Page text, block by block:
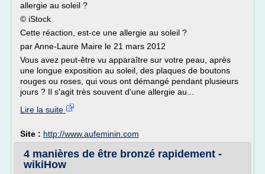
allergie au soleil ?
© iStock
Cette réaction, est-ce une allergie au soleil ?
par Anne-Laure Maire le 21 mars 2012
Vous avez peut-être vu apparaître sur votre peau, après
une longue exposition au soleil, des plaques de boutons
rouges ou roses, qui vous ont démangé pendant plusieurs
jours ? Il s'agit très souvent d'une allergie au...
Lire la suite
Site : http://www.aufeminin.com
4 manières de être bronzé rapidement -
wikiHow